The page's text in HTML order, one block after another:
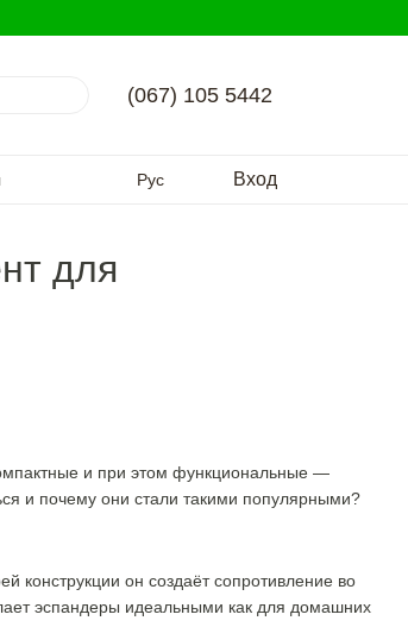
(067) 105 5442
Рус Вход
для
и при этом функциональные —
и почему они стали такими популярными?
конструкции он создаёт сопротивление во
эспандеры идеальными как для домашних